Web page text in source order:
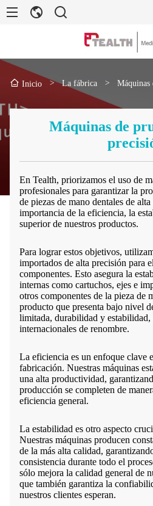
Inicio > La fábrica > Máquinas
Máquinas de
En Tealth, priorizamos el uso de
profesionales para garantizar la
de piezas de mano dentales de
importancia de la eficiencia, la
superior de nuestros productos.
Para lograr estos objetivos,
importados de alta precisión para
componentes. Esto asegura la
internas como cartuchos, ejes e
otros componentes de la pieza de
producto que presenta bajo nivel
limitada, durabilidad y estabilidad,
internacionales de renombre.
La eficiencia es un enfoque clave
fabricación. Nuestras máquinas
una alta productividad,
producción se completen de
eficiencia general.
La estabilidad es otro aspecto
Nuestras máquinas producen
de la más alta calidad,
consistencia durante todo el
sólo mejora la calidad general de
que también garantiza la
nuestros clientes esperan.